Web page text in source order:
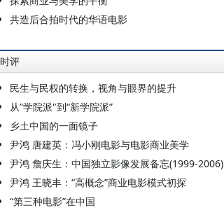
共造后合拍时代的华语电影
时评
民生与民权的转换，视角与眼界的提升
从”学院派"到“新学院派”
乡土中国的一面镜子
尹鸿 唐建英：冯小刚电影与电影商业美学
尹鸿 詹庆生：中国独立影像发展备忘(1999-2006)
尹鸿 王晓丰：“高概念”商业电影模式初探
“第三种电影”在中国